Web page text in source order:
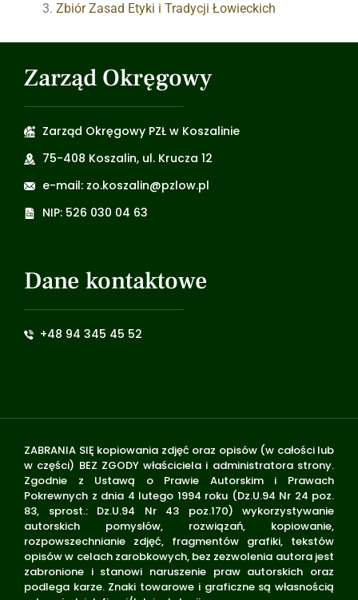
Zbiór Zasad Etyki i Tradycji Łowieckich
Zarząd Okręgowy
Zarząd Okręgowy PZŁ w Koszalinie
75-408 Koszalin, ul. Krucza 12
e-mail: zo.koszalin@pzlow.pl
NIP: 526 030 04 63
Dane kontaktowe
+48 94 345 45 52
ZABRANIA SIĘ kopiowania zdjęć oraz opisów (w całości lub
w części) BEZ ZGODY właściciela i administratora strony.
Zgodnie z Ustawą o Prawie Autorskim i Prawach
Pokrewnych z dnia 4 lutego 1994 roku (Dz.U.94 Nr 24 poz.
83, sprost.: Dz.U.94 Nr 43 poz.170) wykorzystywanie
autorskich pomysłów, rozwiązań, kopiowanie,
rozpowszechnianie zdjęć, fragmentów grafiki, tekstów
opisów w celach zarobkowych, bez zezwolenia autora jest
zabronione i stanowi naruszenie praw autorskich oraz
podlega karze. Znaki towarowe i graficzne są własnością